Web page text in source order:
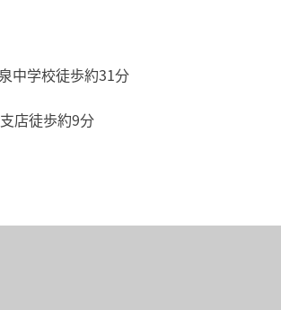
中学校徒歩約31分
店徒歩約9分